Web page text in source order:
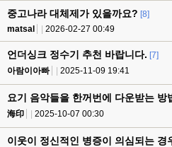
중고나라 대체제가 있을까요? [8]
matsal
2026-02-27 00:49
언더싱크 정수기 추천 바랍니다. [7]
아람이아빠
2025-11-09 19:41
요기 음악들을 한꺼번에 다운받는 방
海印
2025-10-07 00:30
이웃이 정신적인 병증이 의심되는 경